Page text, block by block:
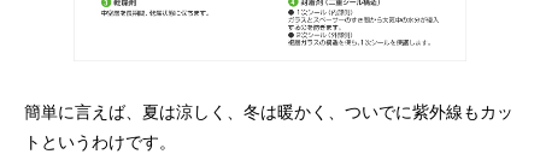
簡単に言えば、夏は涼しく、冬は暖かく、ついでに紫外線もカッ
トというわけです。